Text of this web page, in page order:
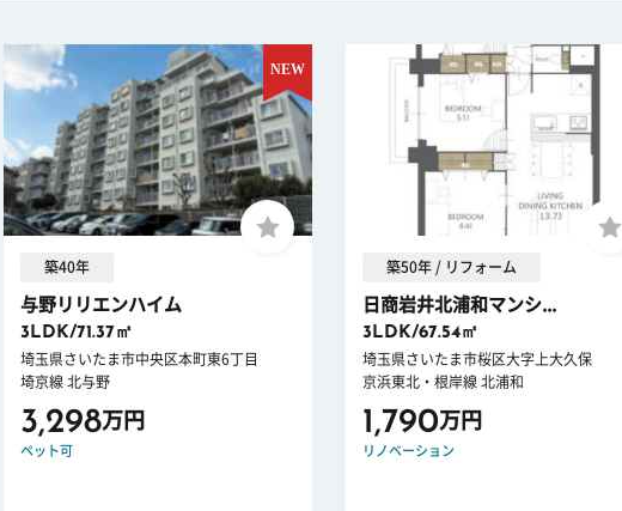
築40年
与野リリエンハイム
3LDK/71.37㎡
埼玉県さいたま市中央区本町東6丁目
埼京線 北与野
3,298万円
ペット可
築50年 / リフォーム
日商岩井北浦和マンシ...
3LDK/67.54㎡
埼玉県さいたま市桜区大字上大久保
京浜東北・根岸線 北浦和
1,790万円
リノベーション